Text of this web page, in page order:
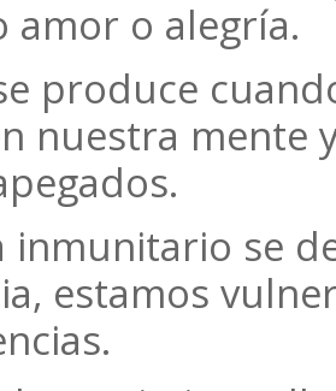
amor o alegría.
produce
nuestra mente
inmunitario se
estamos